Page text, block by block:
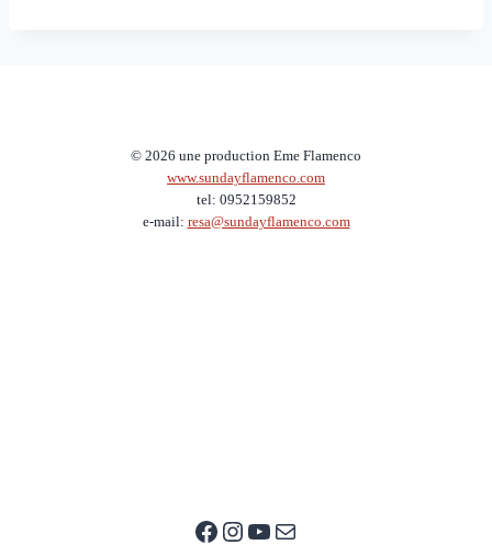
© 2026 une production Eme Flamenco
www.sundayflamenco.com
tel: 0952159852
e-mail: resa@sundayflamenco.com
Facebook
Instagram
YouTube
E-mail